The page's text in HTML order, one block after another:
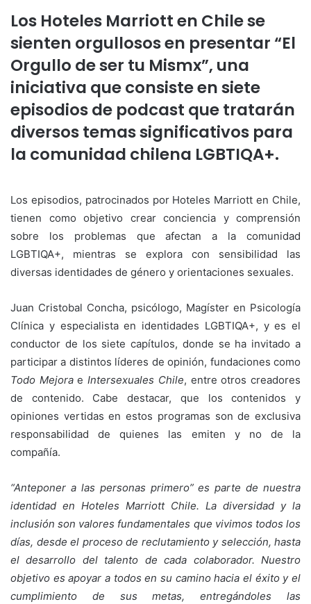
Los Hoteles Marriott en Chile se
sienten orgullosos en presentar “El
Orgullo de ser tu Mismx”, una
iniciativa que consiste en siete
episodios de podcast que tratarán
diversos temas significativos para
la comunidad chilena LGBTIQA+.
Los episodios, patrocinados por Hoteles Marriott en Chile,
tienen como objetivo crear conciencia y comprensión
sobre los problemas que afectan a la comunidad
LGBTIQA+, mientras se explora con sensibilidad las
diversas identidades de género y orientaciones sexuales.
Juan Cristobal Concha, psicólogo, Magíster en Psicología
Clínica y especialista en identidades LGBTIQA+, y es el
conductor de los siete capítulos, donde se ha invitado a
participar a distintos líderes de opinión, fundaciones como
Todo MejoraeIntersexuales Chile, entre otros creadores
de contenido. Cabe destacar, que los contenidos y
opiniones vertidas en estos programas son de exclusiva
responsabilidad de quienes las emiten y no de la
compañía.
“Anteponer a las personas primero” es parte de nuestra
identidad en Hoteles Marriott Chile. La diversidad y la
inclusión son valores fundamentales que vivimos todos los
días, desde el proceso de reclutamiento y selección, hasta
el desarrollo del talento de cada colaborador. Nuestro
objetivo es apoyar a todos en su camino hacia el éxito y el
cumplimiento de sus metas, entregándoles las